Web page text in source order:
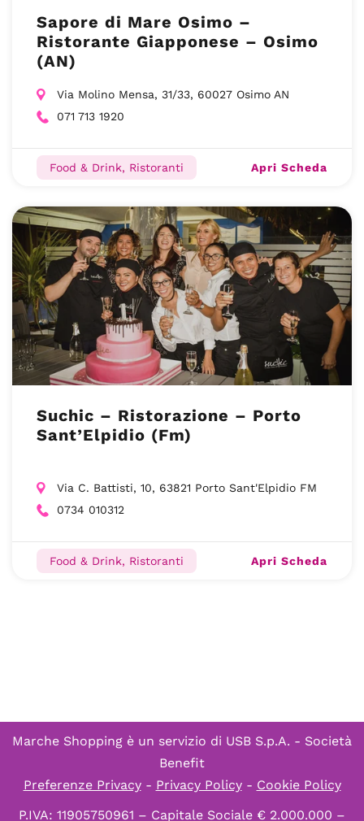
Sapore di Mare Osimo –
Ristorante Giapponese – Osimo
(AN)
Via Molino Mensa, 31/33, 60027 Osimo AN
071 713 1920
Food & Drink, Ristoranti Apri Scheda
Suchic – Ristorazione – Porto
Sant’Elpidio (Fm)
Via C. Battisti, 10, 63821 Porto Sant'Elpidio FM
0734 010312
Food & Drink, Ristoranti Apri Scheda
Marche Shopping è un servizio di USB S.p.A. - Società
Benefit
Preferenze Privacy- Privacy Policy- Cookie Policy
P.IVA: 11905750961 – Capitale Sociale € 2.000.000 –